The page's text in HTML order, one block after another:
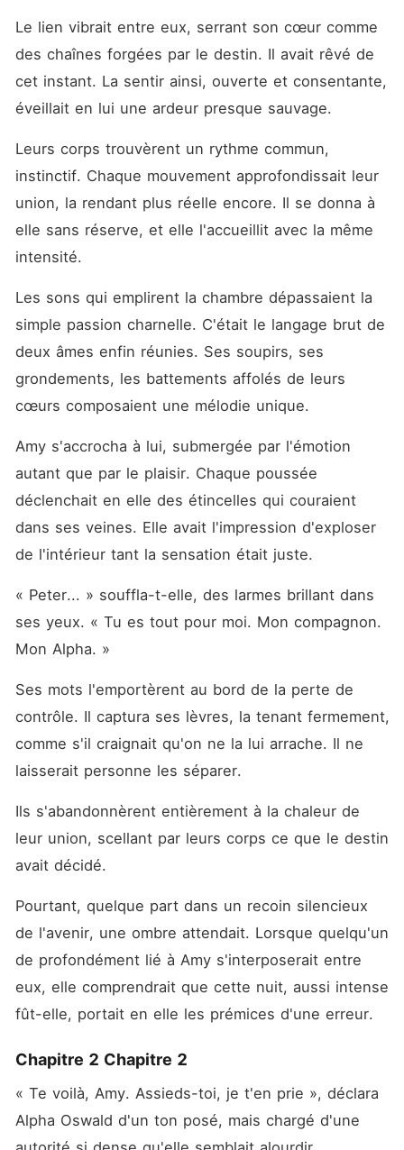
Le lien vibrait entre eux, serrant son cœur comme
des chaînes forgées par le destin. Il avait rêvé de
cet instant. La sentir ainsi, ouverte et consentante,
éveillait en lui une ardeur presque sauvage.
Leurs corps trouvèrent un rythme commun,
instinctif. Chaque mouvement approfondissait leur
union, la rendant plus réelle encore. Il se donna à
elle sans réserve, et elle l'accueillit avec la même
intensité.
Les sons qui emplirent la chambre dépassaient la
simple passion charnelle. C'était le langage brut de
deux âmes enfin réunies. Ses soupirs, ses
grondements, les battements affolés de leurs
cœurs composaient une mélodie unique.
Amy s'accrocha à lui, submergée par l'émotion
autant que par le plaisir. Chaque poussée
déclenchait en elle des étincelles qui couraient
dans ses veines. Elle avait l'impression d'exploser
de l'intérieur tant la sensation était juste.
« Peter... » souffla-t-elle, des larmes brillant dans
ses yeux. « Tu es tout pour moi. Mon compagnon.
Mon Alpha. »
Ses mots l'emportèrent au bord de la perte de
contrôle. Il captura ses lèvres, la tenant fermement,
comme s'il craignait qu'on ne la lui arrache. Il ne
laisserait personne les séparer.
Ils s'abandonnèrent entièrement à la chaleur de
leur union, scellant par leurs corps ce que le destin
avait décidé.
Pourtant, quelque part dans un recoin silencieux
de l'avenir, une ombre attendait. Lorsque quelqu'un
de profondément lié à Amy s'interposerait entre
eux, elle comprendrait que cette nuit, aussi intense
fût-elle, portait en elle les prémices d'une erreur.
Chapitre 2 Chapitre 2
« Te voilà, Amy. Assieds-toi, je t'en prie », déclara
Alpha Oswald d'un ton posé, mais chargé d'une